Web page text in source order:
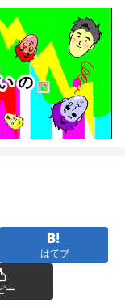
はてブ
ー